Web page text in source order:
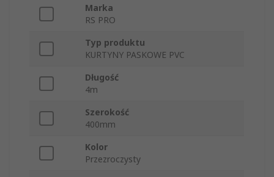
Marka
RS PRO
Typ produktu
KURTYNY PASKOWE PVC
Długość
4m
Szerokość
400mm
Kolor
Przezroczysty